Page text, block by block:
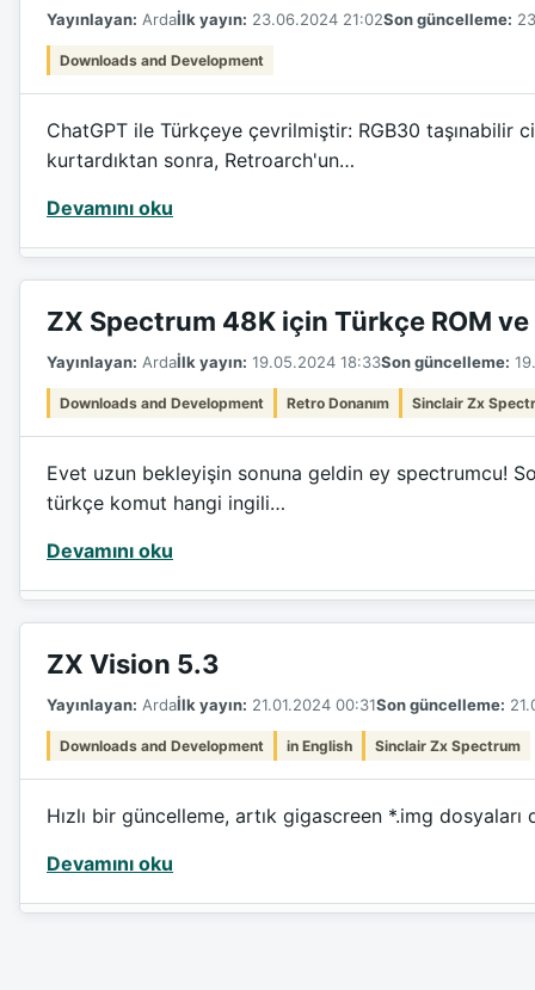
Yayınlayan: Ardaİlk yayın: 23.06.2024 21:02Son güncelleme:
Downloads and Development
ChatGPT ile Türkçeye çevrilmiştir: RGB30 taşınabilir
kurtardıktan sonra, Retroarch'un…
Devamını oku
ZX Spectrum 48K için Türkçe ROM
Yayınlayan: Ardaİlk yayın: 19.05.2024 18:33Son güncelleme:
Downloads and Development Retro Donanım Sinclair Zx
Evet uzun bekleyişin sonuna geldin ey spectrumcu!
türkçe komut hangi ingili…
Devamını oku
ZX Vision 5.3
Yayınlayan: Ardaİlk yayın: 21.01.2024 00:31Son güncelleme:
Downloads and Development in English Sinclair Zx Spectrum
Hızlı bir güncelleme, artık gigascreen *.img
Devamını oku